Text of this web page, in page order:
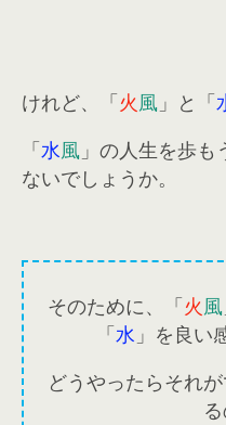
けれど、「火風 」と「
「水風 」の人生を歩
ないでしょうか。
そのために、「火風
「水 」を良い
どうやったらそれ
る